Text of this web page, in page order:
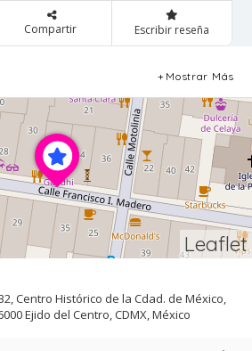
Compartir Escribir reseña
Mostrar Más
Leaflet
Centro Histórico de la Cdad. de México,
Ejido del Centro, CDMX, México